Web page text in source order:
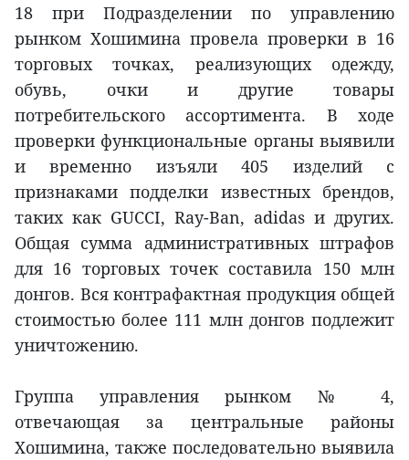
18 при Подразделении по управлению
рынком Хошимина провела проверки в 16
торговых точках, реализующих одежду,
обувь, очки и другие товары
потребительского ассортимента. В ходе
проверки функциональные органы выявили
и временно изъяли 405 изделий с
признаками подделки известных брендов,
таких как GUCCI, Ray-Ban, adidas и других.
Общая сумма административных штрафов
для 16 торговых точек составила 150 млн
донгов. Вся контрафактная продукция общей
стоимостью более 111 млн донгов подлежит
уничтожению.
Группа управления рынком № 4,
отвечающая за центральные районы
Хошимина, также последовательно выявила